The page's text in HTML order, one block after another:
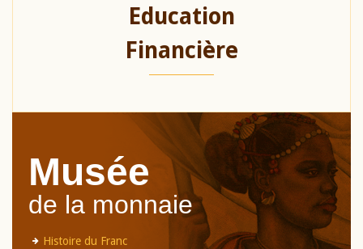
Education
Financière
Musée
de la monnaie
Histoire du Franc